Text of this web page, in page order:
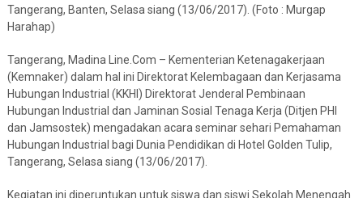
Tangerang, Banten, Selasa siang (13/06/2017). (Foto : Murgap
Harahap)
Tangerang, Madina Line.Com – Kementerian Ketenagakerjaan
(Kemnaker) dalam hal ini Direktorat Kelembagaan dan Kerjasama
Hubungan Industrial (KKHI) Direktorat Jenderal Pembinaan
Hubungan Industrial dan Jaminan Sosial Tenaga Kerja (Ditjen PHI
dan Jamsostek) mengadakan acara seminar sehari Pemahaman
Hubungan Industrial bagi Dunia Pendidikan di Hotel Golden Tulip,
Tangerang, Selasa siang (13/06/2017).
Kegiatan ini diperuntukan untuk siswa dan siswi Sekolah Menengah